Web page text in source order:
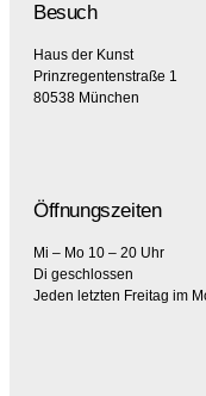
Besuch
Haus der Kunst
Prinzregentenstraße 1
80538 München
Öffnungszeiten
Mi – Mo 10 – 20 Uhr
Di geschlossen
Jeden letzten Freitag im